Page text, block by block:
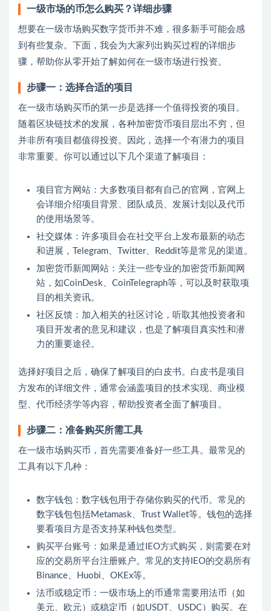
一级市场的币怎么购买？详细步骤
想要在一级市场购买数字货币并不难，很多新手可能会感
到有些复杂。下面，我会为大家列出购买过程的详细步
骤，帮助你从零开始了解如何在一级市场进行投资。
步骤一：选择合适的项目
在一级市场购买币的第一步是选择一个值得投资的项目。
随着区块链技术的发展，各种加密货币项目层出不穷，但
并非所有项目都值得投资。因此，选择一个有潜力的项目
非常重要。你可以通过以下几个渠道了解项目：
项目官方网站：大多数项目都有自己的官网，官网上
会详细介绍项目背景、团队成员、发展计划以及代币
的使用场景等。
社交媒体：许多项目会在社交平台上发布最新的动态
和进展，Telegram、Twitter、Reddit等是常见的渠道。
加密货币新闻网站：关注一些专业的加密货币新闻网
站，如CoinDesk、CoinTelegraph等，可以及时获取项
目的相关资讯。
社区反馈：加入相关的社区讨论，听取其他投资者和
项目开发者的意见和建议，也是了解项目真实性和潜
力的重要途径。
选择好项目之后，确保了解项目的白皮书。白皮书是项目
方发布的详细文件，通常会涵盖项目的技术实现、商业模
型、代币经济学等内容，帮助投资者全面了解项目。
步骤二：准备购买所需工具
在一级市场购买币，首先需要准备好一些工具。最常见的
工具有以下几种：
数字钱包：数字钱包用于存储你购买的代币。常见的
数字钱包包括Metamask、Trust Wallet等。钱包的选择
要看项目方是否支持某种钱包类型。
购买平台账号：如果是通过IEO方式购买，则需要在对
应的交易所平台注册账户。常见的支持IEO的交易所有
Binance、Huobi、OKEx等。
法币或稳定币：一级市场上的币通常需要用法币（如
美元、欧元）或稳定币（如USDT、USDC）购买。在